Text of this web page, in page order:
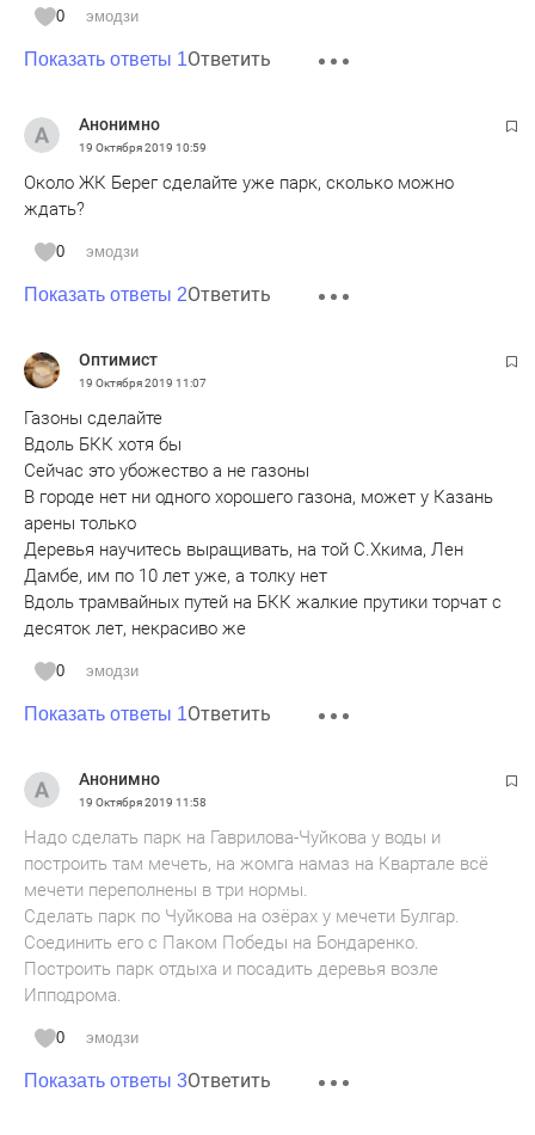
парковый форум, интересно узнать про успешный опыт
что казанские специалисты, от которых зависит
отношение к экосистеме города. Послушают-послушают, а
работать продолжат по старинке - топором и бензопилой.
0 эмодзи
Показать ответы 1Ответить
Анонимно
19 Октября 2019 10:59
Около ЖК Берег сделайте уже парк, сколько можно
ждать?
0 эмодзи
Показать ответы 2Ответить
Оптимист
19 Октября 2019 11:07
Газоны сделайте
Вдоль БКК хотя бы
Сейчас это убожество а не газоны
В городе нет ни одного хорошего газона, может у Казань
арены только
Деревья научитесь выращивать, на той С.Хкима, Лен
Дамбе, им по 10 лет уже, а толку нет
Вдоль трамвайных путей на БКК жалкие прутики торчат с
десяток лет, некрасиво же
0 эмодзи
Показать ответы 1Ответить
Анонимно
19 Октября 2019 11:58
Надо сделать парк на Гаврилова-Чуйкова у воды и
построить там мечеть, на жомга намаз на Квартале всё
мечети переполнены в три нормы.
Сделать парк по Чуйкова на озёрах у мечети Булгар.
Соединить его с Паком Победы на Бондаренко.
Построить парк отдыха и посадить деревья возле
Ипподрома.
0 эмодзи
Показать ответы 3Ответить